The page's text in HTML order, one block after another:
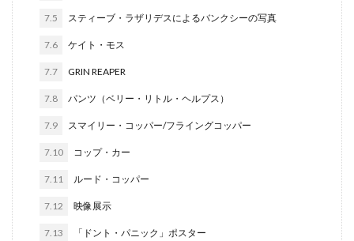
7.5 スティーブ・ラザリデスによるバンクシーの写真
7.6 ケイト・モス
7.7 GRIN REAPER
7.8 パンツ（ベリー・リトル・ヘルプス）
7.9 スマイリー・コッパー/フライングコッパー
7.10 コップ・カー
7.11 ルード・コッパー
7.12 映像展示
7.13 「ドント・パニック」ポスター